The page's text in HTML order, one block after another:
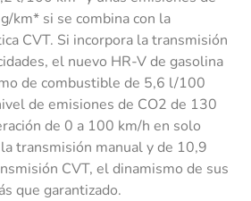
km* si se combina con la
CVT. Si incorpora la transmisión
el nuevo HR-V de gasolina
de combustible de 5,6 l/100
de emisiones de CO2 de 130
de 0 a 100 km/h en solo
transmisión manual y de 10,9
CVT, el dinamismo de sus
que garantizado.